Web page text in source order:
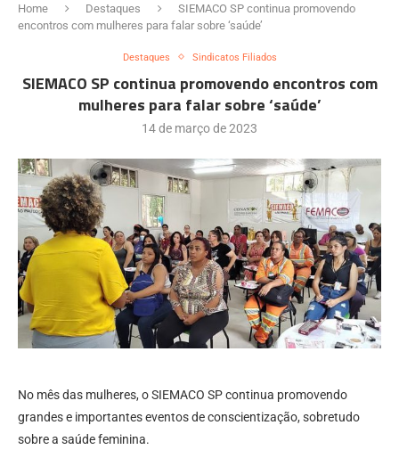
Home Destaques
SIEMACO SP continua promovendo
encontros com mulheres para falar sobre ‘saúde’
Destaques Sindicatos Filiados
SIEMACO SP continua promovendo encontros com
mulheres para falar sobre ‘saúde’
14 de março de 2023
No mês das mulheres, o SIEMACO SP continua promovendo
grandes e importantes eventos de conscientização, sobretudo
sobre a saúde feminina.